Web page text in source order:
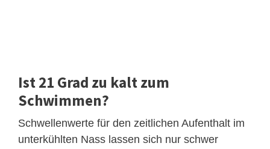
Ist 21 Grad zu kalt zum
Schwimmen?
Schwellenwerte für den zeitlichen Aufenthalt im
unterkühlten Nass lassen sich nur schwer